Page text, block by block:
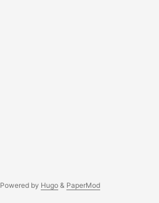
Powered by Hugo& PaperMod